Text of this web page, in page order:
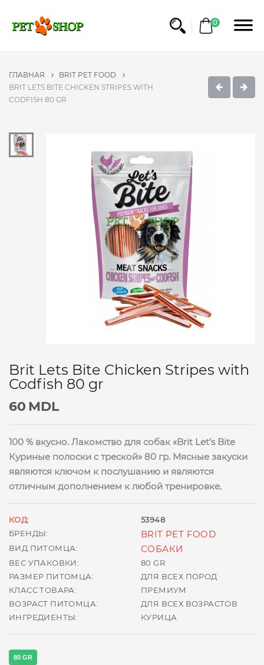
0
ГЛАВНАЯ
BRIT PET FOOD
BRIT LETS BITE CHICKEN STRIPES WITH
CODFISH 80 GR
Brit Lets Bite Chicken Stripes with
Codfish 80 gr
60 MDL
100 % вкусно. Лакомство для собак «Brit Let’s Bite
Куриные полоски с треской» 80 гр. Мясные закуски
являются ключом к послушанию и являются
отличным дополнением к любой тренировке.
КОД:
53948
БРЕНДЫ:
BRIT PET FOOD
ВИД ПИТОМЦА: СОБАКИ
ВЕС УПАКОВКИ:
80 GR
РАЗМЕР ПИТОМЦА:
ДЛЯ ВСЕХ ПОРОД
КЛАСС ТОВАРА:
ПРЕМИУМ
ВОЗРАСТ ПИТОМЦА:
ДЛЯ ВСЕХ ВОЗРАСТОВ
ИНГРЕДИЕНТЫ:
КУРИЦА
80 GR